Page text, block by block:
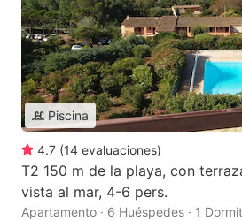
Piscina
4.7 (14 evaluaciones)
T2 150 m de la playa, con
vista al mar, 4-6 pers.
Apartamento · 6 Huéspedes · 1